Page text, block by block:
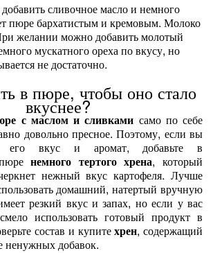
сливочное масло и немного
пюре бархатистым и кремовым. Молоко
желании можно добавить молотый
мускатного ореха по вкусу, но
не достаточно.
в пюре, чтобы оно стало
вкуснее?
с маслом и сливками само по себе
довольно пресное. Поэтому, если вы
его вкус и аромат, добавьте в
пюренемного тертого хрена, который
нежный вкус картофеля. Лучше
домашний, натертый вручную
резкий вкус и запах, но если у вас
использовать готовый продукт в
состав и купитехрен, содержащий
добавок.